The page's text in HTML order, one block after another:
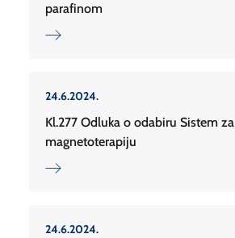
parafinom
24.6.2024.
Kl.277 Odluka o odabiru Sistem za
magnetoterapiju
24.6.2024.